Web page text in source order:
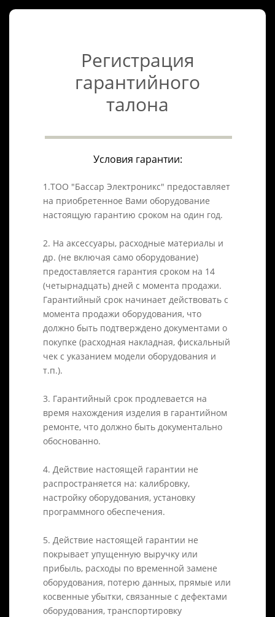
Регистрация
гарантийного
талона
Условия гарантии:
1.ТОО "Бассар Электроникс" предоставляет
на приобретенное Вами оборудование
настоящую гарантию сроком на один год.
2. На аксессуары, расходные материалы и
др. (не включая само оборудование)
предоставляется гарантия сроком на 14
(четырнадцать) дней с момента продажи.
Гарантийный срок начинает действовать с
момента продажи оборудования, что
должно быть подтверждено документами о
покупке (расходная накладная, фискальный
чек с указанием модели оборудования и
т.п.).
3. Гарантийный срок продлевается на
время нахождения изделия в гарантийном
ремонте, что должно быть документально
обоснованно.
4. Действие настоящей гарантии не
распространяется на: калибровку,
настройку оборудования, установку
программного обеспечения.
5. Действие настоящей гарантии не
покрывает упущенную выручку или
прибыль, расходы по временной замене
оборудования, потерю данных, прямые или
косвенные убытки, связанные с дефектами
оборудования, транспортировку